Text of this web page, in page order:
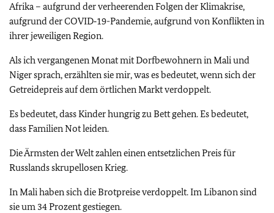
Afrika – aufgrund der verheerenden Folgen der Klimakrise,
aufgrund der COVID‑19-Pandemie, aufgrund von Konflikten in
ihrer jeweiligen Region.
Als ich vergangenen Monat mit Dorfbewohnern in Mali und
Niger sprach, erzählten sie mir, was es bedeutet, wenn sich der
Getreidepreis auf dem örtlichen Markt verdoppelt.
Es bedeutet, dass Kinder hungrig zu Bett gehen. Es bedeutet,
dass Familien Not leiden.
Die Ärmsten der Welt zahlen einen entsetzlichen Preis für
Russlands skrupellosen Krieg.
In Mali haben sich die Brotpreise verdoppelt. Im Libanon sind
sie um 34 Prozent gestiegen.